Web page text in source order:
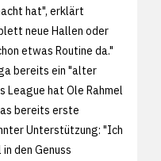
hat", erklärt
neue Hallen oder
etwas Routine da."
bereits ein "alter
League hat Ole Rahmel
bereits erste
Unterstützung: "Ich
den Genuss